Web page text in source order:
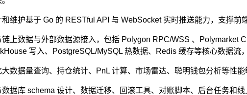
和维护基于 Go 的 RESTful API 与 WebSocket 实时推送能力，支撑前
链上数据与外部数据源接入，包括 Polygon RPC/WSS 、Polymarket
写入、PostgreSQL/MySQL 热数据、Redis 缓存等核心数据流
大数据量查询、持仓统计、PnL 计算、市场雷达、聪明钱包分析等性能
数据库 schema 设计、数据迁移、回滚工具、对账脚本、后台任务和线